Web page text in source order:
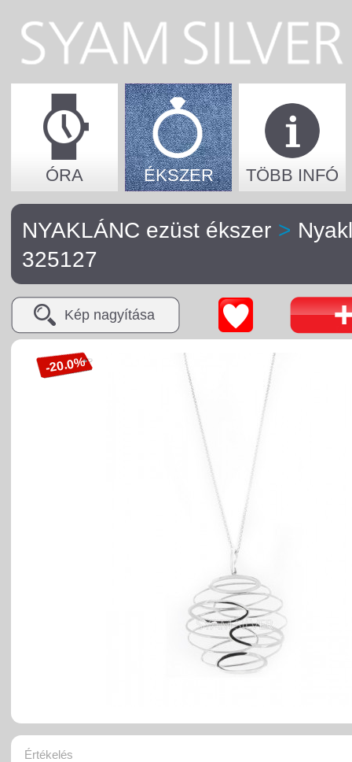
ÓRA ÉKSZER TÖBB INFÓ
NYAKLÁNC ezüst ékszer >
325127
-20.0%
Kép nagyítása
Értékelés